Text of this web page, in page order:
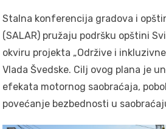
Stalna konferencija gradova i
(SALAR) pružaju podršku opštini
okviru projekta „Održive i
Vlada Švedske. Cilj ovog plana je
efekata motornog saobraćaja,
povećanje bezbednosti u